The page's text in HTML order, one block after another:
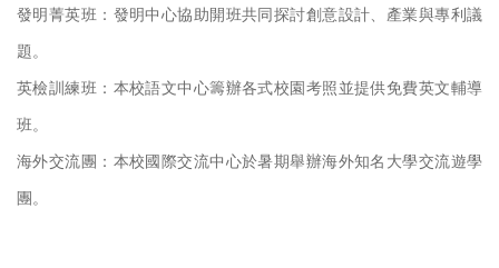
發明菁英班：發明中心協助開班共同探討創意設計、產業與專利議
題。
英檢訓練班：本校語文中心籌辦各式校園考照並提供免費英文輔導
班。
海外交流團：本校國際交流中心於暑期舉辦海外知名大學交流遊學
團。